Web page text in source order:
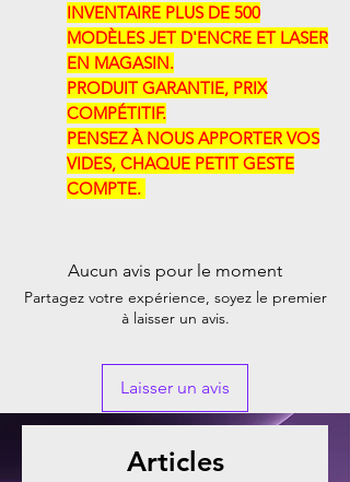
INVENTAIRE PLUS DE 500
MODÈLES JET D'ENCRE ET LASER
EN MAGASIN.
PRODUIT GARANTIE, PRIX
COMPÉTITIF.
PENSEZ À NOUS APPORTER VOS
VIDES, CHAQUE PETIT GESTE
COMPTE. ​​
Aucun avis pour le moment
Partagez votre expérience, soyez le premier
à laisser un avis.
Laisser un avis
Articles